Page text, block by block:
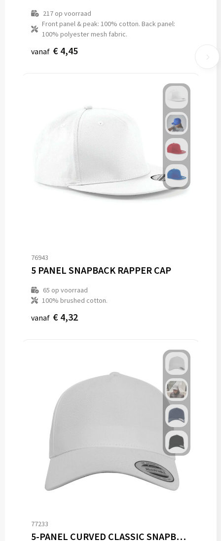
217op voorraad
Front panel & peak: 100% cotton. Back panel:
100% polyester mesh fabric.
vanaf € 4,45
76943
5 PANEL SNAPBACK RAPPER CAP
65 op voorraad
100% brushed cotton.
vanaf € 4,32
77233
5-PANEL CURVED CLASSIC SNAPBACK